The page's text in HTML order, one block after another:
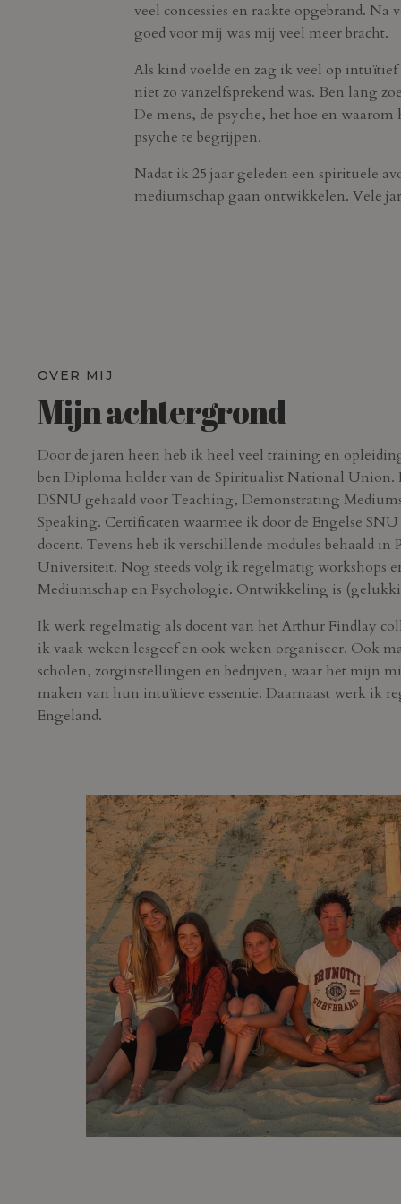
veel concessies en raakte opgebrand.
goed voor mij was mij veel meer bracht.
Als kind voelde en zag ik veel op intuïtief
niet zo vanzelfsprekend was. Ben lang
De mens, de psyche, het hoe en
psyche te begrijpen.
Nadat ik 25 jaar geleden een spirituele
mediumschap gaan ontwikkelen. Vele
OVER MIJ
Mijn achtergrond
Door de jaren heen heb ik heel veel training en
ben Diploma holder van de Spiritualist National
DSNU gehaald voor Teaching, Demonstrating
Speaking. Certificaten waarmee ik door de Engelse
docent. Tevens heb ik verschillende modules behaald in
Universiteit. Nog steeds volg ik regelmatig workshops
Mediumschap en Psychologie. Ontwikkeling is
Ik werk regelmatig als docent van het Arthur Findlay
ik vaak weken lesgeef en ook weken organiseer. Ook
scholen, zorginstellingen en bedrijven, waar het mijn
maken van hun intuïtieve essentie. Daarnaast werk ik
Engeland.